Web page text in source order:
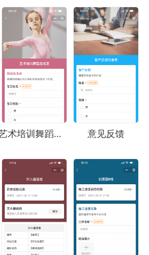
艺术培训舞蹈报名 意见反馈